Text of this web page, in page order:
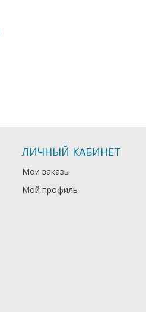
ЛИЧНЫЙ КАБИНЕТ
Мои заказы
Мой профиль